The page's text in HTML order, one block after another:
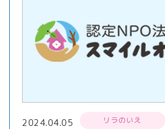
2024.04.05 リラのいえ